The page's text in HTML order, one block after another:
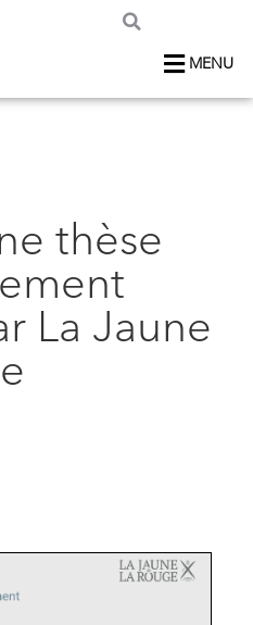
MENU
thèse
La Jaune